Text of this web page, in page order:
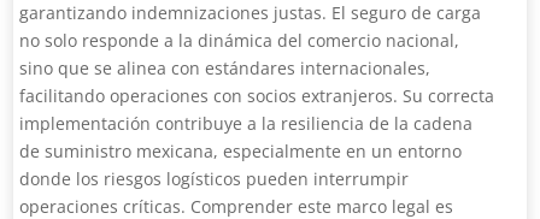
garantizando indemnizaciones justas. El seguro de carga
no solo responde a la dinámica del comercio nacional,
sino que se alinea con estándares internacionales,
facilitando operaciones con socios extranjeros. Su correcta
implementación contribuye a la resiliencia de la cadena
de suministro mexicana, especialmente en un entorno
donde los riesgos logísticos pueden interrumpir
operaciones críticas. Comprender este marco legal es